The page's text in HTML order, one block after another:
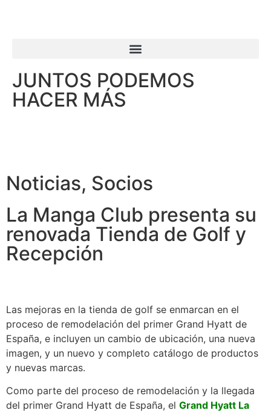
JUNTOS PODEMOS
HACER MÁS
Noticias, Socios
La Manga Club presenta su
renovada Tienda de Golf y
Recepción
Las mejoras en la tienda de golf se enmarcan en el
proceso de remodelación del primer Grand Hyatt de
España, e incluyen un cambio de ubicación, una nueva
imagen, y un nuevo y completo catálogo de productos
y nuevas marcas.
Como parte del proceso de remodelación y la llegada
del primer Grand Hyatt de España, el Grand Hyatt La